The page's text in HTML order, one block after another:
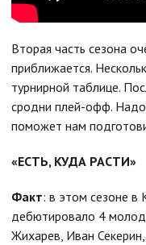
Вторая часть сезона
приближается.
турнирной таблице.
сродни плей-офф.
поможет нам
«ЕСТЬ, КУДА РАСТИ»
Факт: в этом сезоне в
дебютировало 4
Жихарев, Иван